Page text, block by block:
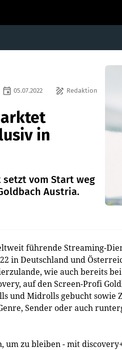
draw Redaktion
event 05.07.2022
in
setzt vom Start weg
Austria.
führende Streaming-
in Deutschland und
wie auch bereits
auf den Screen-Profi
und Midrolls gebucht sowie
Sender oder auch
um zu bleiben - mit